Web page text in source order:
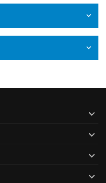



